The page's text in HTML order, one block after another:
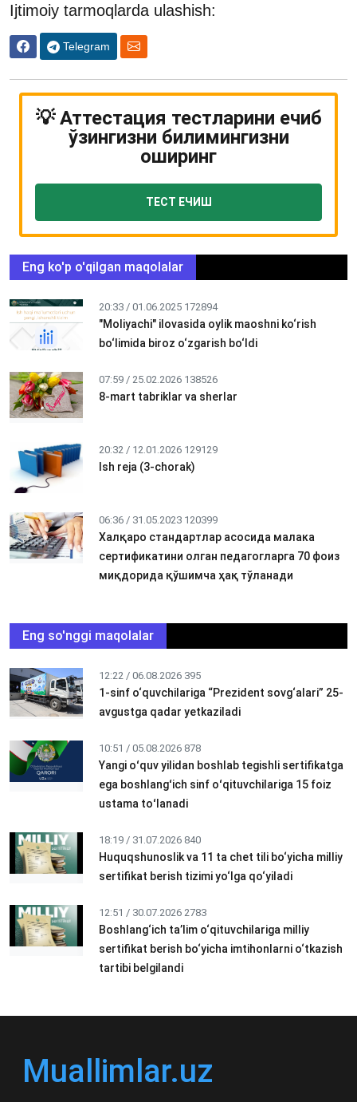
Ijtimoiy tarmoqlarda ulashish:
Telegram
💡 Аттестация тестларини ечиб
ўзингизни билимингизни
оширинг
ТЕСТ ЕЧИШ
Eng ko'p o'qilgan maqolalar
20:33 / 01.06.2025 172894
"Moliyachi" ilovasida oylik maoshni ko‘rish
bo‘limida biroz o‘zgarish bo‘ldi
07:59 / 25.02.2026 138526
8-mart tabriklar va sherlar
20:32 / 12.01.2026 129129
Ish reja (3-chorak)
06:36 / 31.05.2023 120399
Халқаро стандартлар асосида малака
сертификатини олган педагогларга 70 фоиз
миқдорида қўшимча ҳақ тўланади
Eng so'nggi maqolalar
12:22 / 06.08.2026 395
1-sinf o‘quvchilariga “Prezident sovg‘alari” 25-
avgustga qadar yetkaziladi
10:51 / 05.08.2026 878
Yangi oʻquv yilidan boshlab tegishli sertifikatga
ega boshlangʻich sinf oʻqituvchilariga 15 foiz
ustama toʻlanadi
18:19 / 31.07.2026 840
Huquqshunoslik va 11 ta chet tili bo‘yicha milliy
sertifikat berish tizimi yo‘lga qo‘yiladi
12:51 / 30.07.2026 2783
Boshlang‘ich ta’lim o‘qituvchilariga milliy
sertifikat berish bo‘yicha imtihonlarni o‘tkazish
tartibi belgilandi
Muallimlar.uz